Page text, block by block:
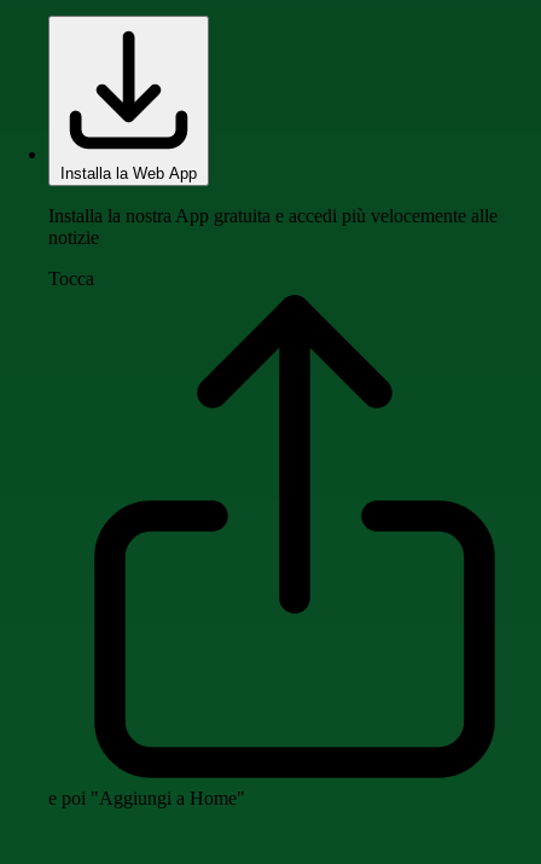
Installa la Web App
Installa la nostra App gratuita e accedi più velocemente alle
notizie
Tocca
e poi "Aggiungi a Home"